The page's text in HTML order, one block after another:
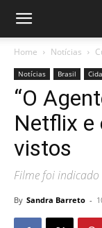
Home Notícias
Notícias Brasil
“O
Netflix e
vistos
Filme foi
By Sandra Barreto -